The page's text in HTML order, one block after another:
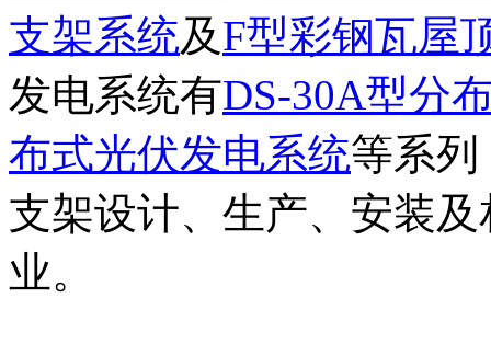
支架系统及F型彩钢瓦屋
发电系统有DS-30A型分
布式光伏发电系统等系
支架设计、生产、安装
业。